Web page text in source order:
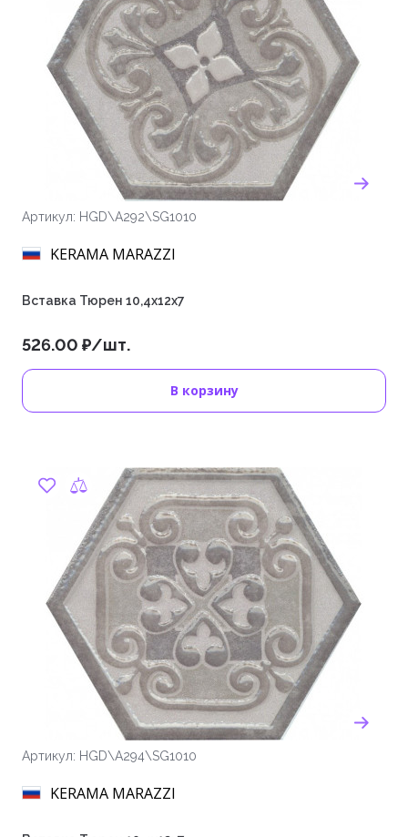
Артикул: HGD\A292\SG1010
KERAMA MARAZZI
Вставка Тюрен 10,4х12х7
526.00 ₽/шт.
В корзину
Артикул: HGD\A294\SG1010
KERAMA MARAZZI